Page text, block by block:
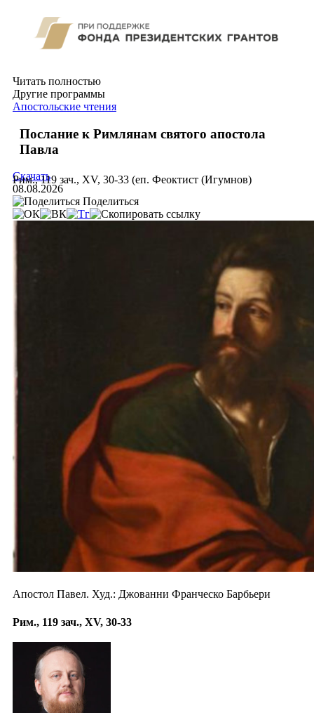
Читать полностью
Другие программы
Апостольские чтения
Послание к Римлянам святого апостола
Павла
Рим., 119 зач., XV, 30-33 (еп. Феоктист (Игумнов)
Скачать
08.08.2026
Поделиться
Апостол Павел. Худ.: Джованни Франческо Барбьери
Рим., 119 зач., XV, 30-33